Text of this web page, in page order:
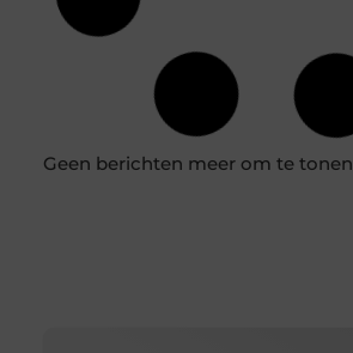
Geen berichten meer om te tonen